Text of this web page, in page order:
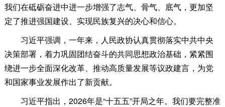
我们在砥砺奋进中进一步增强了志气、骨气、底气，更加坚
定了推进强国建设、实现民族复兴的决心和信心。
习近平强调，一年来，人民政协认真贯彻落实中共中央
决策部署，着力巩固团结奋斗的共同思想政治基础，紧紧围
绕进一步全面深化改革、推动高质量发展等议政建言，为党
和国家事业发展作出了新贡献。
习近平指出，2026年是“十五五”开局之年。我们要完整准